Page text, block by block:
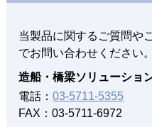
造船業界の近未来のソリュ
2018年04月01日
３次元データ活用を促進す
ョン
「NAPA Steel-Beagleイン
～生産検討のフロントロー
ト削減の実現～
当製品に関するご質問や
でお問い合わせください。
造船・橋梁ソリューシ
電話：03-5711-5355
FAX：03-5711-6972